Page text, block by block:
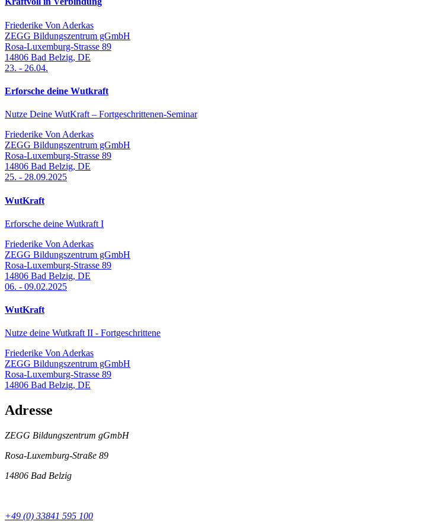
Friederike Von Aderkas
ZEGG Bildungszentrum gGmbH
Rosa-Luxemburg-Strasse 89
14806 Bad Belzig, DE
23. - 26.04.
Erforsche deine Wutkraft
Nutze Deine WutKraft – Fortgeschrittenen-Seminar
Friederike Von Aderkas
ZEGG Bildungszentrum gGmbH
Rosa-Luxemburg-Strasse 89
14806 Bad Belzig, DE
25. - 28.09.2025
WutKraft
Erforsche deine Wutkraft I
Friederike Von Aderkas
ZEGG Bildungszentrum gGmbH
Rosa-Luxemburg-Strasse 89
14806 Bad Belzig, DE
06. - 09.02.2025
WutKraft
Nutze deine Wutkraft II - Fortgeschrittene
Friederike Von Aderkas
ZEGG Bildungszentrum gGmbH
Rosa-Luxemburg-Strasse 89
14806 Bad Belzig, DE
Adresse
ZEGG Bildungszentrum gGmbH
Rosa-Luxemburg-Straße 89
14806 Bad Belzig
+49 (0) 33841 595 100